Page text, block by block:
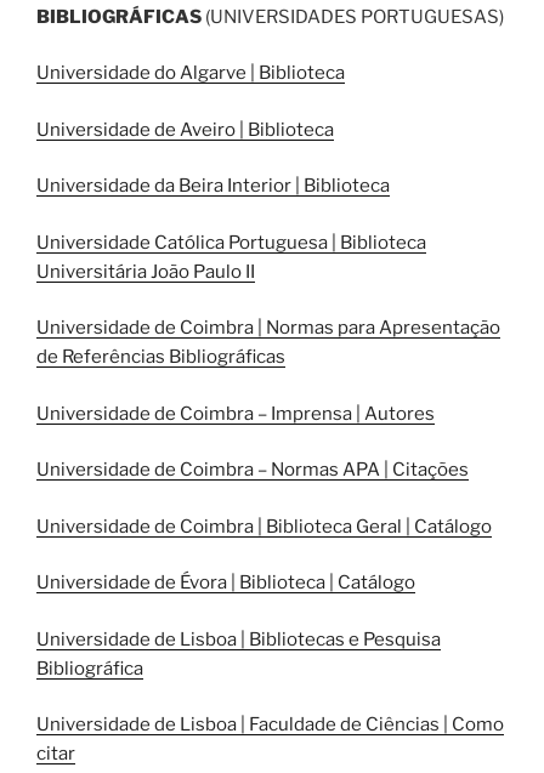
BIBLIOGRÁFICAS (UNIVERSIDADES PORTUGUESAS)
Universidade do Algarve | Biblioteca
Universidade de Aveiro | Biblioteca
Universidade da Beira Interior | Biblioteca
Universidade Católica Portuguesa | Biblioteca
Universitária João Paulo II
Universidade de Coimbra | Normas para Apresentação
de Referências Bibliográficas
Universidade de Coimbra – Imprensa | Autores
Universidade de Coimbra – Normas APA | Citações
Universidade de Coimbra | Biblioteca Geral | Catálogo
Universidade de Évora | Biblioteca | Catálogo
Universidade de Lisboa | Bibliotecas e Pesquisa
Bibliográfica
Universidade de Lisboa | Faculdade de Ciências | Como
citar